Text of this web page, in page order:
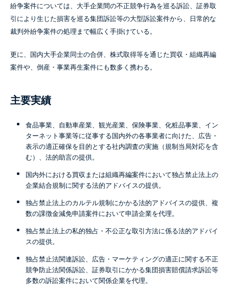
紛争案件については、大手企業間の不正競争行為を巡る訴訟、証券取
引により生じた損害を巡る集団訴訟等の大型訴訟案件から、日常的な
裁判外紛争案件の処理まで幅広く手掛けている。
更に、国内大手企業同士の合併、株式取得等を通じた買収・組織再編
案件や、倒産・事業再生案件にも数多く携わる。
主要実績
食品事業、自動車産業、観光産業、保険事業、化粧品事業、イン
ターネット事業等に従事する国内外の各事業者に向けた、広告・
表示の適正確保を目的とする社内調査の実施（規制当局対応を含
む）、法的助言の提供。
国内外における買収または組織再編案件において独占禁止法上の
企業結合規制に関する法的アドバイスの提供。
独占禁止法上のカルテル規制にかかる法的アドバイスの提供、複
数の課徴金減免申請案件において申請企業を代理。
独占禁止法上の私的独占・不公正な取引方法に係る法的アドバイ
スの提供。
独占禁止法関連訴訟、広告・マーケティングの適正に関する不正
競争防止法関係訴訟、証券取引にかかる集団損害賠償請求訴訟等
多数の訴訟案件において関係企業を代理。